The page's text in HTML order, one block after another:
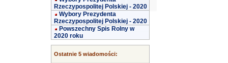
Rzeczypospolitej Polskiej - 2020
Wybory Prezydenta
Rzeczypospolitej Polskiej - 2020
Powszechny Spis Rolny w
2020 roku
Ostatnie 5 wiadomości: